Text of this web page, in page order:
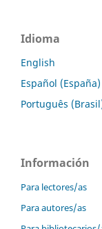
Idioma
English
Español (España)
Português
Información
Para lectores/as
Para autores/as